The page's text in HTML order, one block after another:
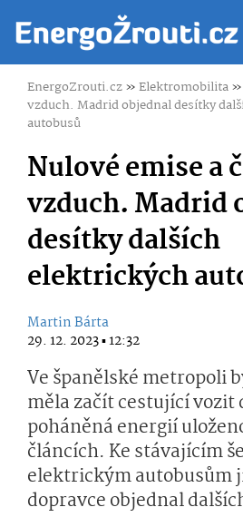
EnergoZrouti.cz»Elektromobilita»
vzduch. Madrid objednal desítky
autobusů
Nulové emise a
vzduch. Madrid
desítky dalších
elektrických
Martin Bárta
29. 12. 2023 ▪ 12:32
Ve španělské metropoli
měla začít cestující vozit
poháněná energií
článcích. Ke stávajícím
elektrickým autobusům
dopravce objednal